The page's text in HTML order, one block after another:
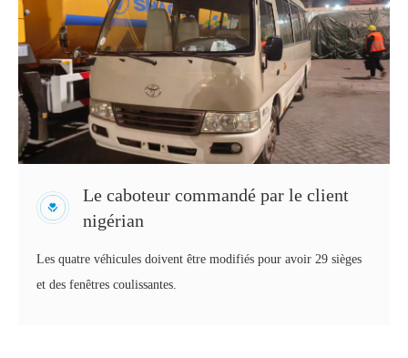
Le caboteur commandé par le client
nigérian
Les quatre véhicules doivent être modifiés pour avoir 29 sièges
et des fenêtres coulissantes.